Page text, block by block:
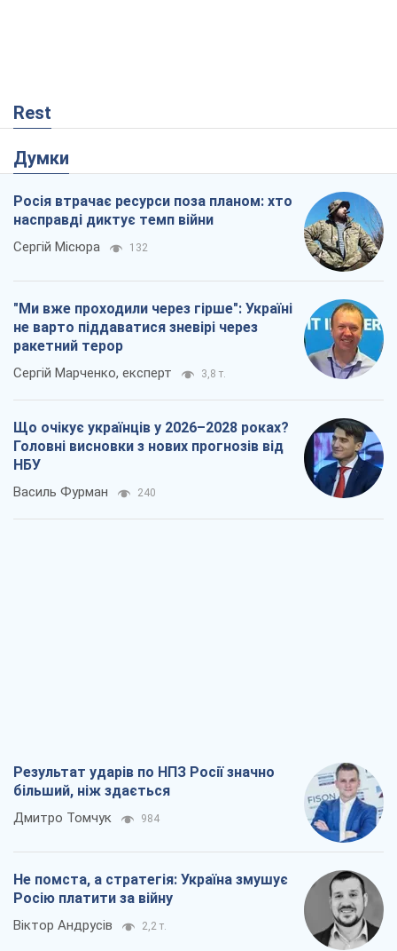
Rest
Думки
Росія втрачає ресурси поза планом: хто
насправді диктує темп війни
Сергій Місюра 132
"Ми вже проходили через гірше": Україні
не варто піддаватися зневірі через
ракетний терор
Сергій Марченко, експерт 3,8 т.
Що очікує українців у 2026–2028 роках?
Головні висновки з нових прогнозів від
НБУ
Василь Фурман 240
Результат ударів по НПЗ Росії значно
більший, ніж здається
Дмитро Томчук 984
Не помста, а стратегія: Україна змушує
Росію платити за війну
Віктор Андрусів 2,2 т.